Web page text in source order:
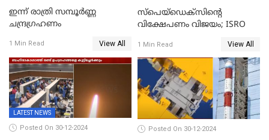
ഇന്ന് രാത്രി സമ്പൂര്‍ണ്ണ
ചന്ദ്രഗ്രഹണം
1 Min Read View All
സ്‌പെയ്‌ഡെക്‌സിൻ്റെ
വിക്ഷേപണം വിജയം; ISRO
1 Min Read View All
LATEST NEWS
Posted On 30-12-2024 Posted On 30-12-2024